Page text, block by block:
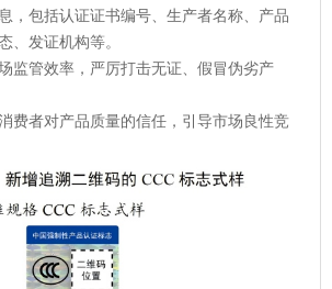
，包括认证证书编号、生产者名称、产品
、发证机构等。
监管效率，严厉打击无证、假冒伪劣产
费者对产品质量的信任，引导市场良性竞